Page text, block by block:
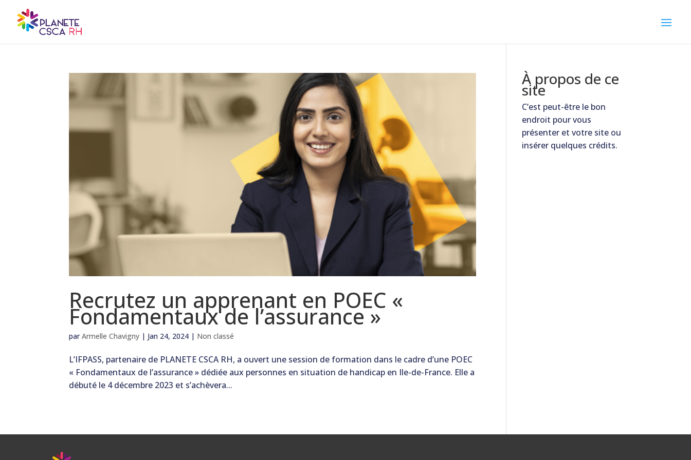
Recrutez un apprenant en POEC «
Fondamentaux de l’assurance »
parArmelle Chavigny | Jan 24, 2024 | Non classé
L’IFPASS, partenaire de PLANETE CSCA RH, a ouvert une session de formation dans le cadre d’une POEC
« Fondamentaux de l’assurance » dédiée aux personnes en situation de handicap en Ile-de-France. Elle a
débuté le 4 décembre 2023 et s’achèvera...
À propos de ce
site
C’est peut-être le bon
endroit pour vous
présenter et votre site ou
insérer quelques crédits.